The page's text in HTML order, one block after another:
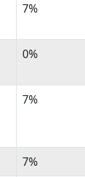
buiten
7%
0%
7%
7%